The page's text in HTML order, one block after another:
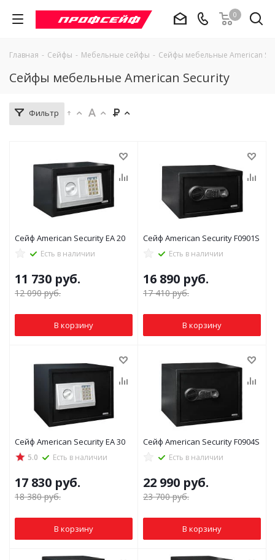
0
Главная - Сейфы - Мебельные сейфы - Сейфы мебельные American
Сейфы мебельные American Security
Фильтр
Сейф American Security EA 20
Есть в наличии
11 730 руб.
12 090руб.
В корзину
Сейф American Security F0901S
Есть в наличии
16 890 руб.
17 410руб.
В корзину
Сейф American Security EA 30
5.0 Есть в наличии
17 830 руб.
18 380руб.
В корзину
Сейф American Security F0904S
Есть в наличии
22 990 руб.
23 700руб.
В корзину